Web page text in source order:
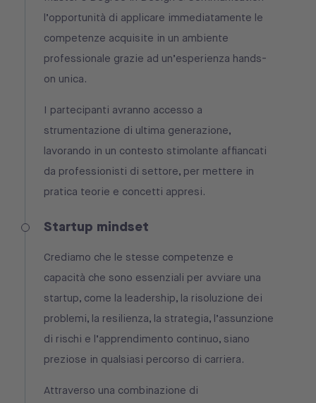
l’opportunità di applicare immediatamente le
competenze acquisite in un ambiente
professionale grazie ad un’esperienza hands-
on unica.
I partecipanti avranno accesso a
strumentazione di ultima generazione,
lavorando in un contesto stimolante affiancati
da professionisti di settore, per mettere in
pratica teorie e concetti appresi.
Startup mindset
Crediamo che le stesse competenze e
capacità che sono essenziali per avviare una
startup, come la leadership, la risoluzione dei
problemi, la resilienza, la strategia, l’assunzione
di rischi e l’apprendimento continuo, siano
preziose in qualsiasi percorso di carriera.
Attraverso una combinazione di